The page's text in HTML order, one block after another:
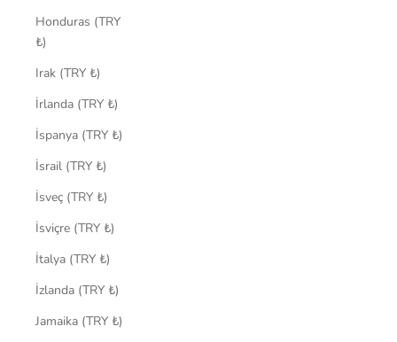
Honduras (TRY
₺)
Irak (TRY ₺)
İrlanda (TRY ₺)
İspanya (TRY ₺)
İsrail (TRY ₺)
İsveç (TRY ₺)
İsviçre (TRY ₺)
İtalya (TRY ₺)
İzlanda (TRY ₺)
Jamaika (TRY ₺)